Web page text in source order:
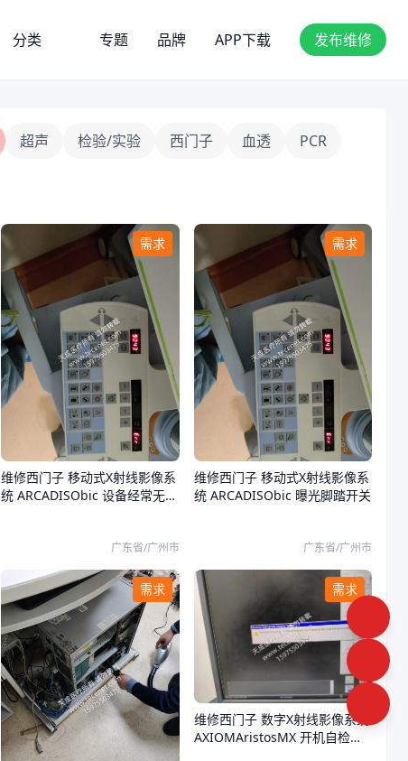
分类 专题 品牌 APP下载 发布维修
超声 检验/实验 西门子 血透
PCR
需求
维修西门子 移动式X射线影像系
统 ARCADISObic 设备经常无法
广东省/广州市
需求
维修西门子 移动式X射线影像系
统 ARCADISObic 曝光脚踏开关
广东省/广州市
需求 需求
维修西门子 数字X射线影像系统
AXIOMAristosMX 开机自检不